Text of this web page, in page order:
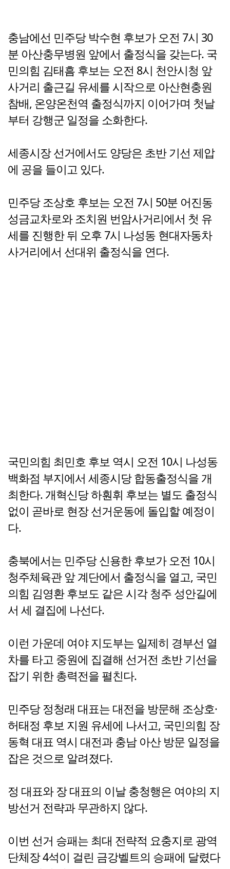
충남에선 민주당 박수현 후보가 오전 7시 30
분 아산충무병원 앞에서 출정식을 갖는다. 국
민의힘 김태흠 후보는 오전 8시 천안시청 앞
사거리 출근길 유세를 시작으로 아산현충원
참배, 온양온천역 출정식까지 이어가며 첫날
부터 강행군 일정을 소화한다.
세종시장 선거에서도 양당은 초반 기선 제압
에 공을 들이고 있다.
민주당 조상호 후보는 오전 7시 50분 어진동
성금교차로와 조치원 번암사거리에서 첫 유
세를 진행한 뒤 오후 7시 나성동 현대자동차
사거리에서 선대위 출정식을 연다.
국민의힘 최민호 후보 역시 오전 10시 나성동
백화점 부지에서 세종시당 합동출정식을 개
최한다. 개혁신당 하훤휘 후보는 별도 출정식
없이 곧바로 현장 선거운동에 돌입할 예정이
다.
충북에서는 민주당 신용한 후보가 오전 10시
청주체육관 앞 계단에서 출정식을 열고, 국민
의힘 김영환 후보도 같은 시각 청주 성안길에
서 세 결집에 나선다.
이런 가운데 여야 지도부는 일제히 경부선 열
차를 타고 중원에 집결해 선거전 초반 기선을
잡기 위한 총력전을 펼친다.
민주당 정청래 대표는 대전을 방문해 조상호·
허태정 후보 지원 유세에 나서고, 국민의힘 장
동혁 대표 역시 대전과 충남 아산 방문 일정을
잡은 것으로 알려졌다.
정 대표와 장 대표의 이날 충청행은 여야의 지
방선거 전략과 무관하지 않다.
이번 선거 승패는 최대 전략적 요충지로 광역
단체장 4석이 걸린 금강벨트의 승패에 달렸다